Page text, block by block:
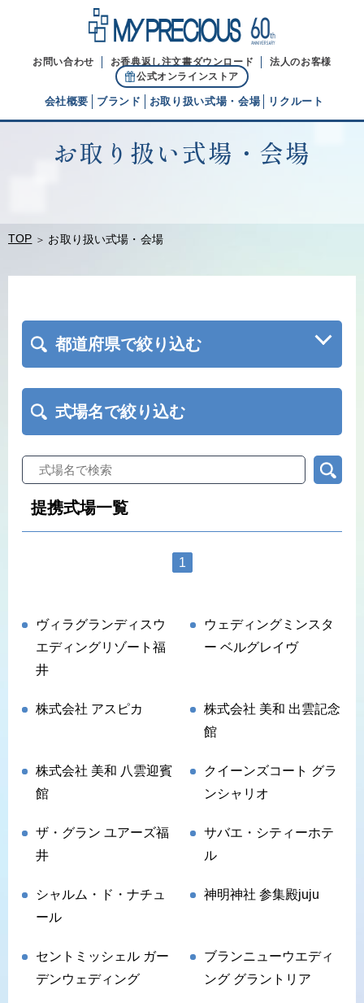
お問い合わせ お香典返し注文書ダウンロード
法人のお客様
公式オンラインストア
会社概要
代表ご挨拶
ブランド お取り扱い式場・会場 リクルート
お取り扱い式場・会場
TOP お取り扱い式場・会場
都道府県で絞り込む
式場名で絞り込む
提携式場一覧
1
ヴィラグランディスウ
エディングリゾート福
井
ウェディングミンスタ
ー ベルグレイヴ
株式会社 アスピカ
株式会社 美和 出雲記念
館
株式会社 美和 八雲迎賓
館
クイーンズコート グラ
ンシャリオ
ザ・グラン ユアーズ福
井
サバエ・シティーホテ
ル
シャルム・ド・ナチュ
ール
神明神社 参集殿juju
セントミッシェル ガー
デンウェディング
ブランニューウエディ
ング グラントリア